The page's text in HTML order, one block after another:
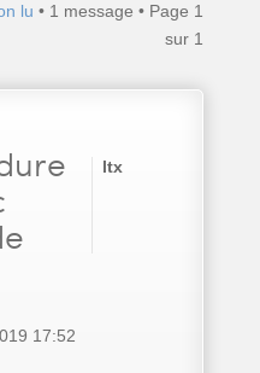
lu • 1 message • Page 1
sur 1
17:52
ltx